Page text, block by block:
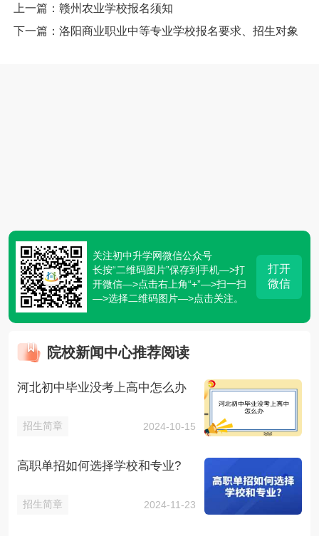
上一篇：赣州农业学校报名须知
下一篇：洛阳商业职业中等专业学校报名要求、招生对象
关注初中升学网微信公众号
长按“二维码图片”保存到手机—>打
开微信—>点击右上角“+”—>扫一扫
—>选择二维码图片—>点击关注。
打开
微信
院校新闻中心推荐阅读
河北初中毕业没考上高中怎么办
招生简章 2024-10-15
高职单招如何选择学校和专业?
招生简章 2024-11-23